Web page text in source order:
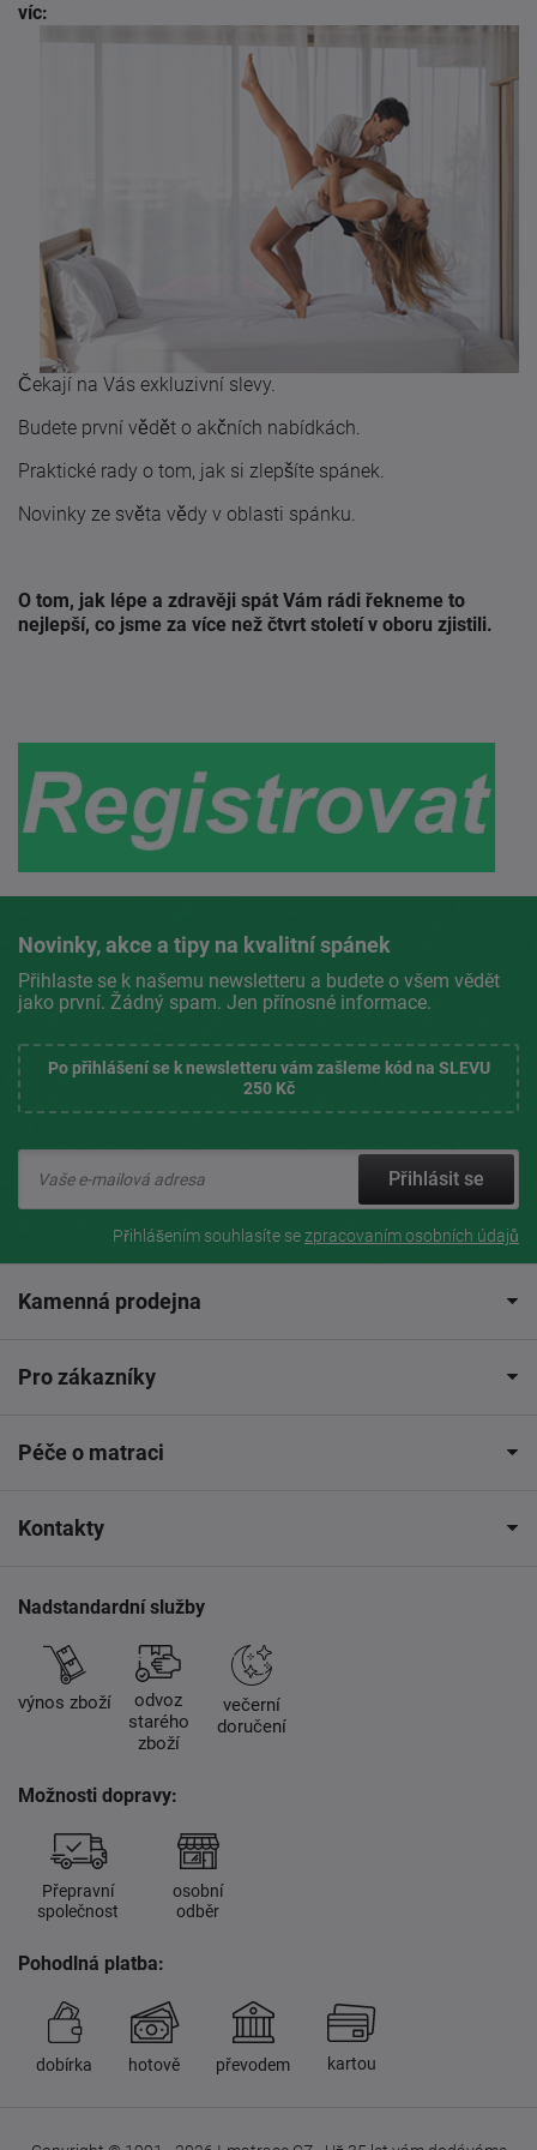
víc:
Čekají na Vás exkluzivní slevy.
Budete první vědět o akčních nabídkách.
Praktické rady o tom, jak si zlepšíte spánek.
Novinky ze světa vědy v oblasti spánku.
O tom, jak lépe a zdravěji spát Vám rádi řekneme to
nejlepší, co jsme za více než čtvrt století v oboru zjistili.
Novinky, akce a tipy na kvalitní spánek
Přihlaste se k našemu newsletteru a budete o všem vědět
jako první. Žádný spam. Jen přínosné informace.
Po přihlášení se k newsletteru vám zašleme kód na SLEVU
250 Kč
Přihlásit se
Přihlášením souhlasíte sezpracovaním osobních údajů
Kamenná prodejna
Pro zákazníky
Péče o matraci
Kontakty
Nadstandardní služby
výnos zboží
odvoz
starého
zboží
večerní
doručení
Možnosti dopravy:
Přepravní
společnost
osobní
odběr
Pohodlná platba:
dobírka hotově převodem kartou